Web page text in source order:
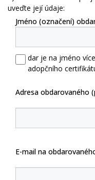
uveďte její údaje:
Jméno (označení)
dar je na jméno
adopčního
Adresa obdarovaného
E-mail na